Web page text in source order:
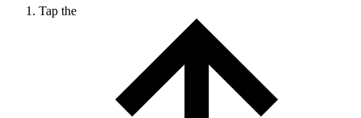
Tap the